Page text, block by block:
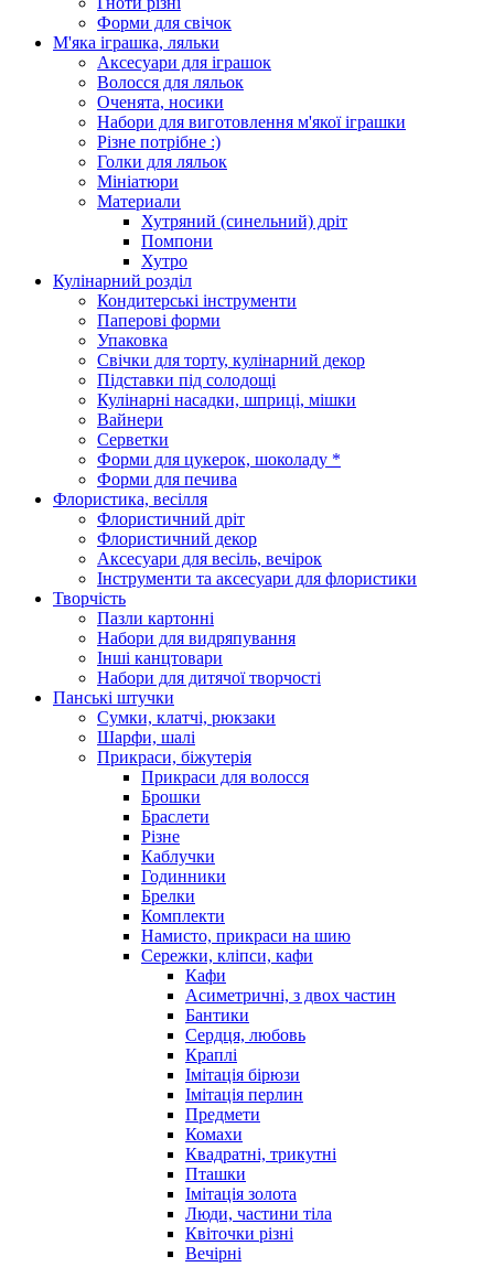
Форми для свічок
М'яка іграшка, ляльки
Аксесуари для іграшок
Волосся для ляльок
Оченята, носики
Набори для виготовлення м'якої іграшки
Різне потрібне :)
Голки для ляльок
Мініатюри
Материали
Хутряний (синельний) дріт
Помпони
Хутро
Кулінарний розділ
Кондитерські інструменти
Паперові форми
Упаковка
Свічки для торту, кулінарний декор
Підставки під солодощі
Кулінарні насадки, шприці, мішки
Вайнери
Серветки
Форми для цукерок, шоколаду *
Форми для печива
Флористика, весілля
Флористичний дріт
Флористичний декор
Аксесуари для весіль, вечірок
Інструменти та аксесуари для флористики
Творчість
Пазли картонні
Набори для видряпування
Інші канцтовари
Набори для дитячої творчості
Панські штучки
Сумки, клатчі, рюкзаки
Шарфи, шалі
Прикраси, біжутерія
Прикраси для волосся
Брошки
Браслети
Різне
Каблучки
Годинники
Брелки
Комплекти
Намисто, прикраси на шию
Сережки, кліпси, кафи
Кафи
Асиметричні, з двох частин
Бантики
Сердця, любовь
Краплі
Імітація бірюзи
Імітація перлин
Предмети
Комахи
Квадратні, трикутні
Пташки
Імітація золота
Люди, частини тіла
Квіточки різні
Вечірні